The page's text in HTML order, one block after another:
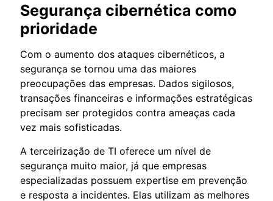
Segurança cibernética como
prioridade
Com o aumento dos ataques cibernéticos, a
segurança se tornou uma das maiores
preocupações das empresas. Dados sigilosos,
transações financeiras e informações estratégicas
precisam ser protegidos contra ameaças cada
vez mais sofisticadas.
A terceirização de TI oferece um nível de
segurança muito maior, já que empresas
especializadas possuem expertise em prevenção
e resposta a incidentes. Elas utilizam as melhores